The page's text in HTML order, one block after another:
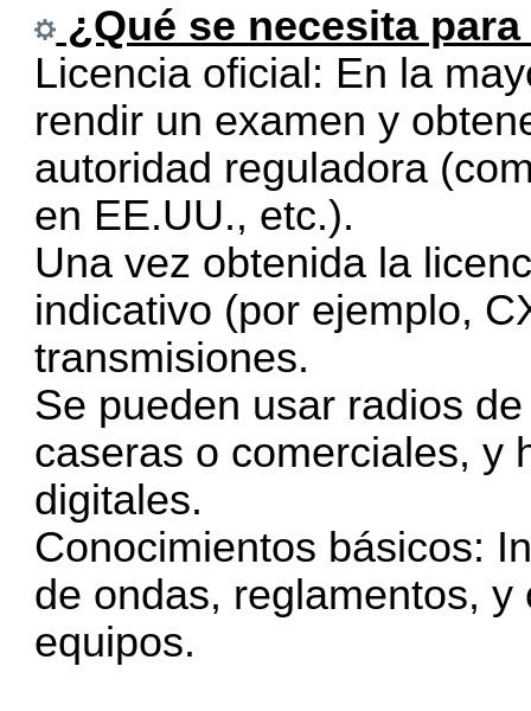
¿Qué se necesita
Licencia oficial: En la
rendir un examen y
autoridad reguladora
en EE.UU., etc.).
Una vez obtenida la
indicativo (por ejemplo,
transmisiones.
Se pueden usar radios
caseras o comerciales, y
digitales.
Conocimientos básicos:
de ondas, reglamentos,
equipos.